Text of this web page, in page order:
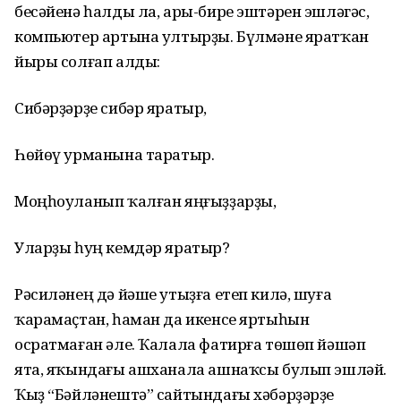
бесәйенә һалды ла, ары-бире эштәрен эшләгәс,
компьютер артына ултырҙы. Бүлмәне яратҡан
йыры солғап алды:
Сибәрҙәрҙе сибәр яратыр,
Һөйөү урманына таратыр.
Моңһоуланып ҡалған яңғыҙҙарҙы,
Уларҙы һуң кемдәр яратыр?
Рәсиләнең дә йәше утыҙға етеп килә, шуға
ҡарамаҫтан, һаман да икенсе яртыһын
осратмаған әле. Ҡалала фатирға төшөп йәшәп
ята, яҡындағы ашханала ашнаҡсы булып эшләй.
Ҡыҙ “Бәйләнештә” сайтындағы хәбәрҙәрҙе